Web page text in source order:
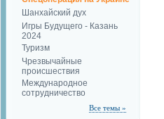
Шанхайский дух
Игры Будущего - Казань
2024
Туризм
Чрезвычайные
происшествия
Международное
сотрудничество
Все темы »